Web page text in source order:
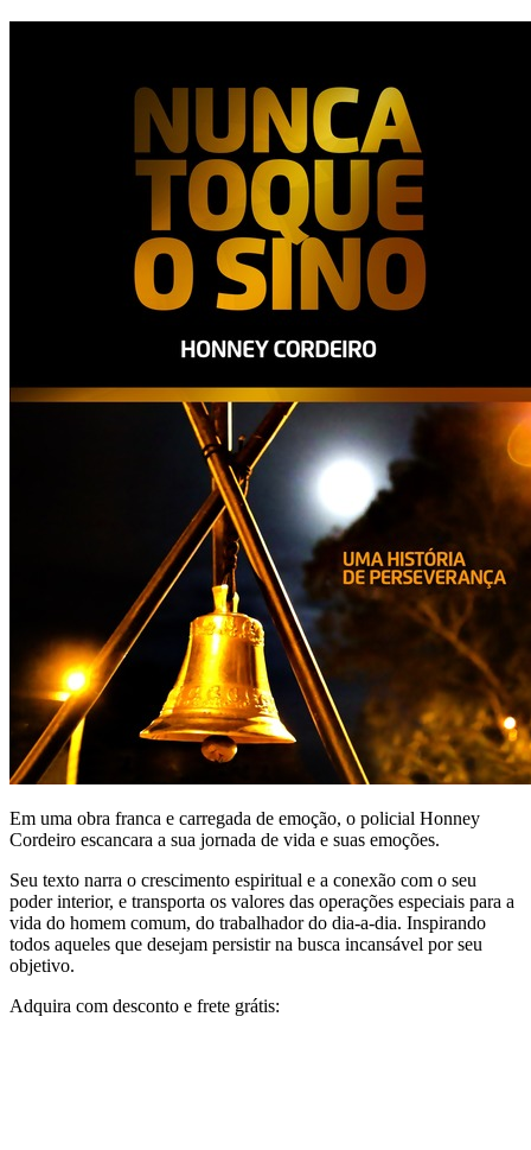
Em uma obra franca e carregada de emoção, o policial Honney
Cordeiro escancara a sua jornada de vida e suas emoções.
Seu texto narra o crescimento espiritual e a conexão com o seu
poder interior, e transporta os valores das operações especiais para a
vida do homem comum, do trabalhador do dia-a-dia. Inspirando
todos aqueles que desejam persistir na busca incansável por seu
objetivo.
Adquira com desconto e frete grátis: